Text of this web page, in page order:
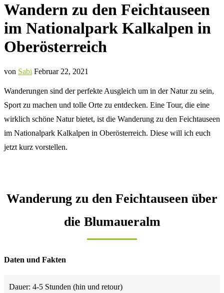
Wandern zu den Feichtauseen
im Nationalpark Kalkalpen in
Oberösterreich
von Sabi Februar 22, 2021
Wanderungen sind der perfekte Ausgleich um in der Natur zu sein,
Sport zu machen und tolle Orte zu entdecken. Eine Tour, die eine
wirklich schöne Natur bietet, ist die Wanderung zu den Feichtauseen
im Nationalpark Kalkalpen in Oberösterreich. Diese will ich euch
jetzt kurz vorstellen.
Wanderung zu den Feichtauseen über
die Blumaueralm
Daten und Fakten
Dauer: 4-5 Stunden (hin und retour)